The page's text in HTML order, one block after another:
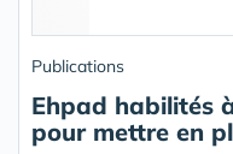
Publications
Ehpad habilités
pour mettre en